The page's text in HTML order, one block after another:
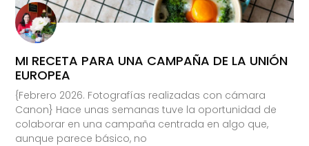
MI RECETA PARA UNA CAMPAÑA DE LA UNIÓN
EUROPEA
{Febrero 2026. Fotografías realizadas con cámara
Canon} Hace unas semanas tuve la oportunidad de
colaborar en una campaña centrada en algo que,
aunque parece básico, no